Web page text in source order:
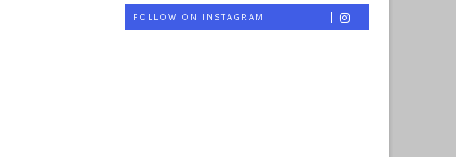
FOLLOW ON INSTAGRAM